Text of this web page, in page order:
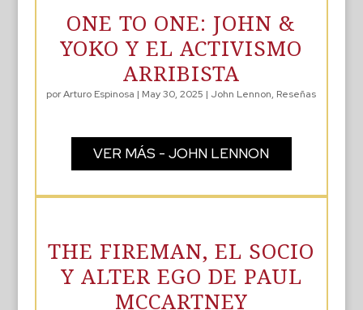
ONE TO ONE: JOHN &
YOKO Y EL ACTIVISMO
ARRIBISTA
porArturo Espinosa | May 30, 2025 | John Lennon, Reseñas
VER MÁS - JOHN LENNON
THE FIREMAN, EL SOCIO
Y ALTER EGO DE PAUL
MCCARTNEY